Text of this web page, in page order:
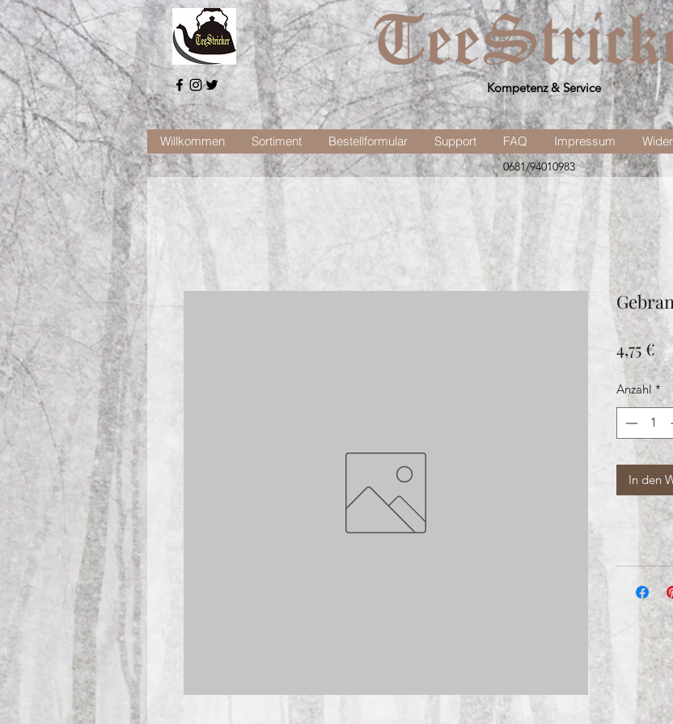
Kompetenz & Service
Willkommen Sortiment Bestellformular Support FAQ Impressum
0681/94010983
4,75 €
Anzahl *
In den